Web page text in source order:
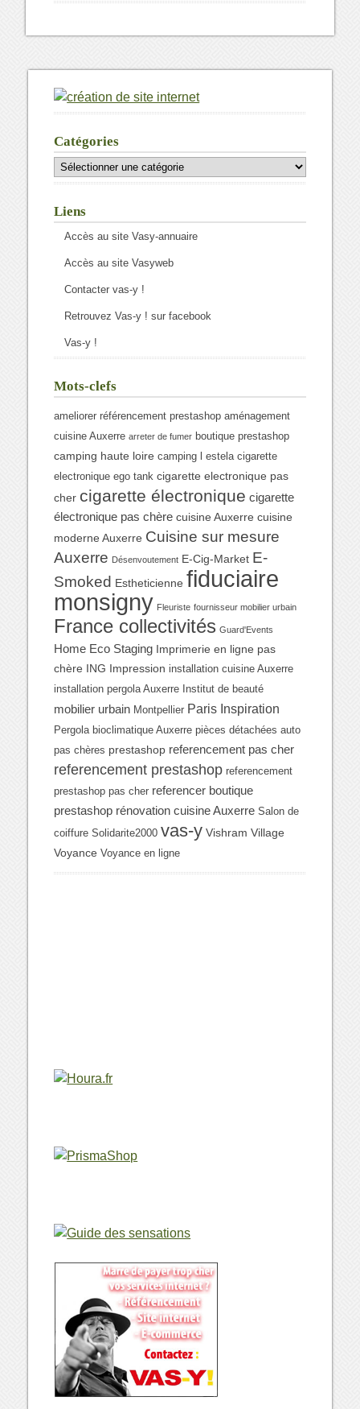
Catégories
Catégories
Liens
Accès au site Vasy-annuaire
Accès au site Vasyweb
Contacter vas-y !
Retrouvez Vas-y ! sur facebook
Vas-y !
Mots-clefs
ameliorer référencement prestashop aménagement
cuisine Auxerre arreter de fumer boutique prestashop
camping haute loire camping l estela cigarette
electronique ego tank cigarette electronique pas
cher cigarette électronique cigarette
électronique pas chère cuisine Auxerre cuisine
moderne Auxerre Cuisine sur mesure
Auxerre Désenvoutement E-Cig-Market E-
Smoked Estheticienne fiduciaire
monsigny Fleuriste fournisseur mobilier urbain
France collectivités Guard'Events
Home Eco Staging Imprimerie en ligne pas
chère ING Impression installation cuisine Auxerre
installation pergola Auxerre
Institut de beauté
mobilier urbain Montpellier Paris Inspiration
Pergola bioclimatique Auxerre pièces détachées auto
pas chères prestashop referencement pas cher
referencement prestashop referencement
prestashop pas cher referencer boutique
prestashop rénovation cuisine Auxerre Salon de
coiffure Solidarite2000 vas-y Vishram Village
Voyance Voyance en ligne